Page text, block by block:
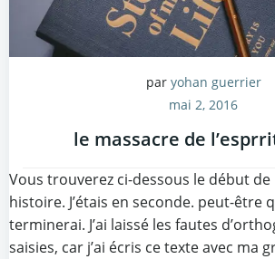
par yohan guerrier
mai 2, 2016
le massacre de
Vous trouverez ci-dessous le début
histoire. J’étais en seconde. peut-être
terminerai. J’ai laissé les fautes
saisies, car j’ai écris ce texte avec ma